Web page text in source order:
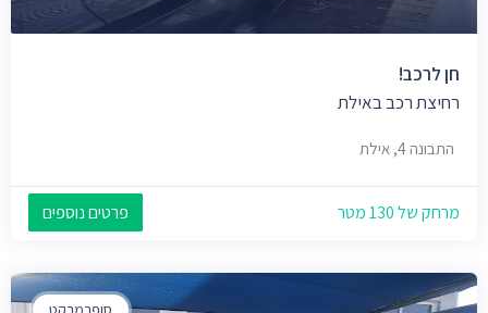
חן לרכב!
רחיצת רכב באילת
התבונה 4, אילת
מרחק של 130 מטר פרטים נוספים